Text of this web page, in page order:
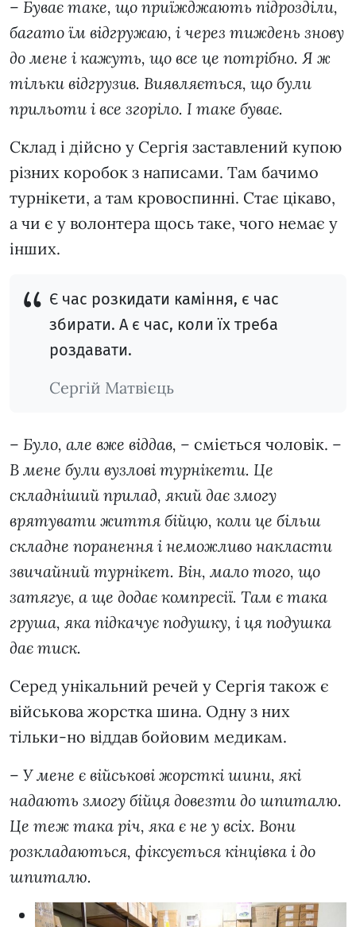
– Буває таке, що приїжджають підрозділи,
багато їм відгружаю, і через тиждень знову
до мене і кажуть, що все це потрібно. Я ж
тільки відгрузив. Виявляється, що були
прильоти і все згоріло. І таке буває.
Склад і дійсно у Сергія заставлений купою
різних коробок з написами. Там бачимо
турнікети, а там кровоспинні. Стає цікаво,
а чи є у волонтера щось таке, чого немає у
інших.
Є час розкидати каміння, є час
збирати. А є час, коли їх треба
роздавати.
Сергій Матвієць
– Було, але вже віддав, – сміється чоловік. –
В мене були вузлові турнікети. Це
складніший прилад, який дає змогу
врятувати життя бійцю, коли це більш
складне поранення і неможливо накласти
звичайний турнікет. Він, мало того, що
затягує, а ще додає компресії. Там є така
груша, яка підкачує подушку, і ця подушка
дає тиск.
Серед унікальний речей у Сергія також є
військова жорстка шина. Одну з них
тільки-но віддав бойовим медикам.
– У мене є військові жорсткі шини, які
надають змогу бійця довезти до шпиталю.
Це теж така річ, яка є не у всіх. Вони
розкладаються, фіксується кінцівка і до
шпиталю.